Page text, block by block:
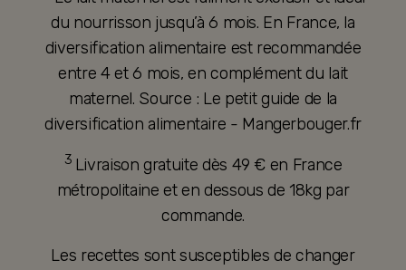
du nourrisson jusqu’à 6 mois. En France, la
diversification alimentaire est recommandée
entre 4 et 6 mois, en complément du lait
maternel. Source : Le petit guide de la
diversification alimentaire - Mangerbouger.fr
3 Livraison gratuite dès 49 € en France
métropolitaine et en dessous de 18kg par
commande.
Les recettes sont susceptibles de changer